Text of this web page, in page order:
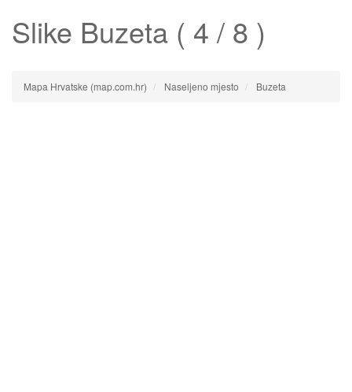
Slike Buzeta ( 4 / 8 )
Mapa Hrvatske (map.com.hr) Naseljeno mjesto Buzeta